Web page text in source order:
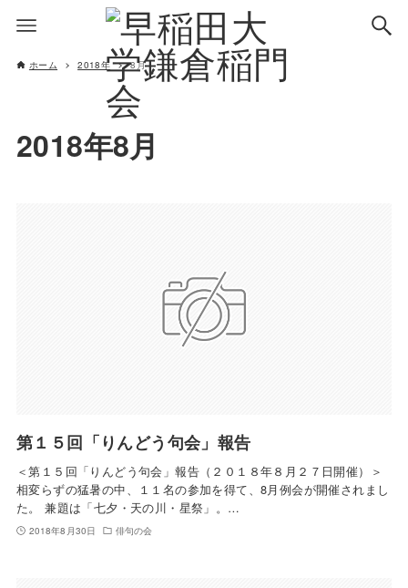
ホーム 2018年 8月
2018年8月
第１５回「りんどう句会」報告
＜第１５回「りんどう句会」報告（２０１８年８月２７日開催）＞
相変らずの猛暑の中、１１名の参加を得て、8月例会が開催されまし
た。 兼題は「七夕・天の川・星祭」。…
2018年8月30日 俳句の会